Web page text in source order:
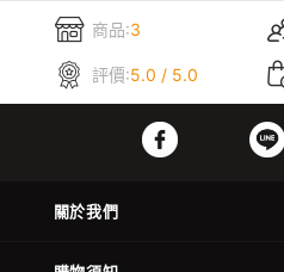
商品:3
評價:5.0 / 5.0
關於我們